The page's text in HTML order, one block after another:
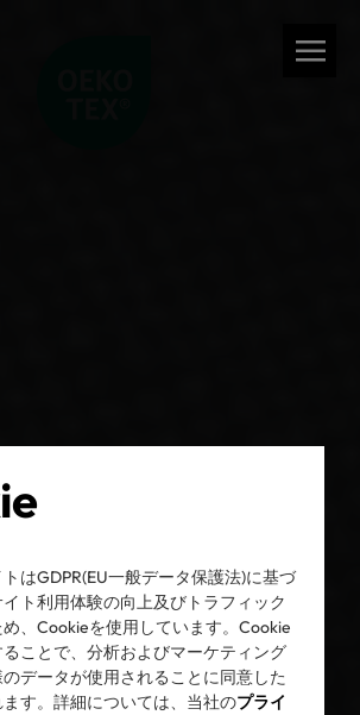
はGDPR(EU一般データ保護法)に基づ
ト利用体験の向上及びトラフィック
、Cookieを使用しています。Cookie
ことで、分析およびマーケティング
データが使用されることに同意した
す。詳細については、当社のプライ